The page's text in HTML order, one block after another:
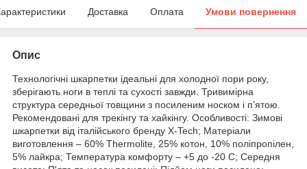
Доставка Оплата Умови повернення
Опис
Технологічні шкарпетки ідеальні для холодної пори року,
зберігають ноги в теплі та сухості завжди. Тривимірна
структура середньої товщини з посиленим носком і п’ятою.
Рекомендовані для трекінгу та хайкінгу. Особливості: Зимові
шкарпетки від італійського бренду X-Tech; Матеріали
виготовлення – 60% Thermolite, 25% котон, 10% поліпропілен,
5% лайкра; Температура комфорту – +5 до -20 С; Середня